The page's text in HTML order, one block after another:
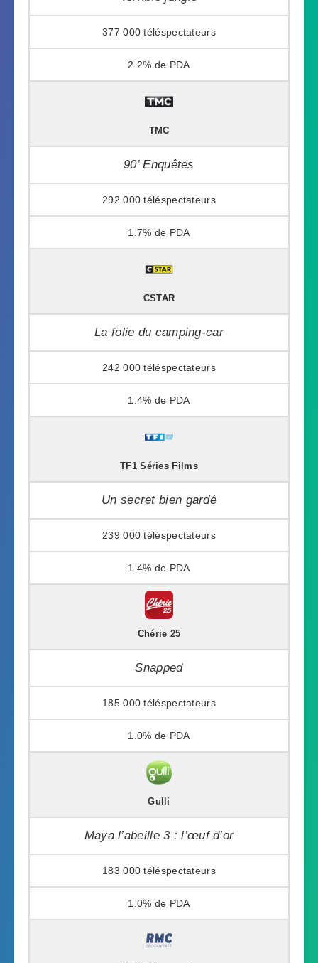
377 000
2.2%
TMC
90’ Enquêtes
292 000
1.7%
CSTAR
La folie du camping-car
242 000
1.4%
TF1 Séries Films
Un secret bien gardé
239 000
1.4%
Chérie 25
Snapped
185 000
1.0%
Gulli
Maya l’abeille 3 : l’œuf d’or
183 000
1.0%